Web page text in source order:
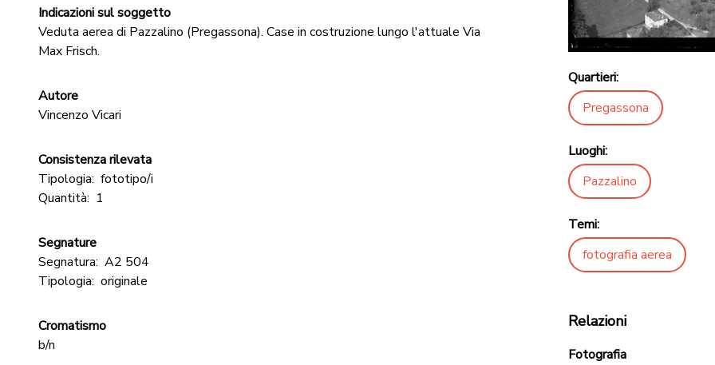
Indicazioni sul soggetto
Veduta aerea di Pazzalino (Pregassona). Case in costruzione lungo l'attuale Via
Max Frisch.
Autore
Vincenzo Vicari
Consistenza rilevata
Tipologia: fototipo/i
Quantità: 1
Segnature
Segnatura: A2 504
Tipologia: originale
Cromatismo
b/n
Quartieri:
Pregassona
Luoghi:
Pazzalino
Temi:
fotografia aerea
Relazioni
Fotografia